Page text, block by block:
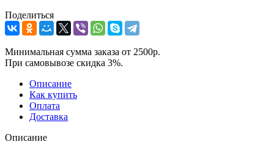
Поделиться
Минимальная сумма заказа от 2500р.
При самовывозе скидка 3%.
Описание
Как купить
Оплата
Доставка
Описание